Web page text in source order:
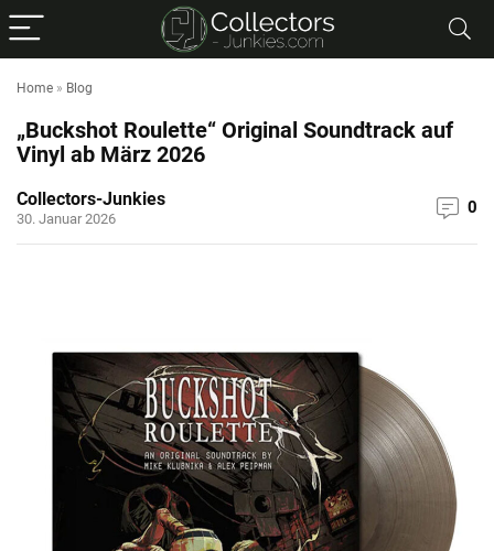
Home » Blog
„Buckshot Roulette“ Original Soundtrack auf
Vinyl ab März 2026
Collectors-Junkies
30. Januar 2026
0